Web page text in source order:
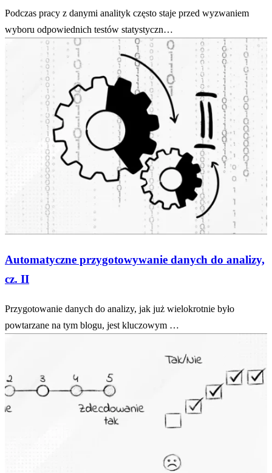
Podczas pracy z danymi analityk często staje przed wyzwaniem
wyboru odpowiednich testów statystyczn…
Automatyczne przygotowywanie danych do analizy,
cz. II
Przygotowanie danych do analizy, jak już wielokrotnie było
powtarzane na tym blogu, jest kluczowym …